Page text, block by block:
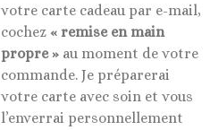
votre carte cadeau par e-mail,
cochez « remise en main
propre » au moment de votre
commande. Je préparerai
votre carte avec soin et vous
l’enverrai personnellement